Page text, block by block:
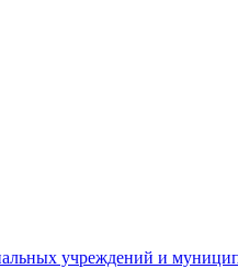
учреждений и